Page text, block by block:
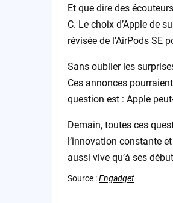
Et que dire des
C. Le choix d’Apple de
révisée de l’AirPods
Sans oublier les
Ces annonces
question est : Apple
Demain, toutes ces
l’innovation constante
aussi vive qu’à ses
Source :Engadget